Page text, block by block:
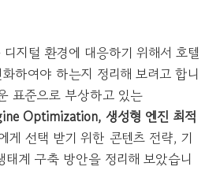
지털 환경에 대응하기 위해서 호텔
하여야 하는지 정리해 보려고 합니
표준으로 부상하고 있는
Optimization, 생성형 엔진 최적
게 선택 받기 위한 콘텐츠 전략, 기
계 구축 방안을 정리해 보았습니